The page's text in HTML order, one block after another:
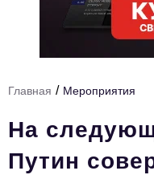
Премия "Тульский
История тульского
Тема номера
Главная / Мероприятия
На
Путин